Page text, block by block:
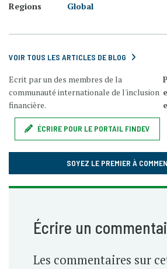
Regions
Global
VOIR TOUS LES ARTICLES DE BLOG
Ecrit par un des membres de la
communauté internationale de l'inclusion
financière.
ÉCRIRE POUR LE PORTAIL FINDEV
SOYEZ LE PREMIER À
Écrire un
Les commentaires sur